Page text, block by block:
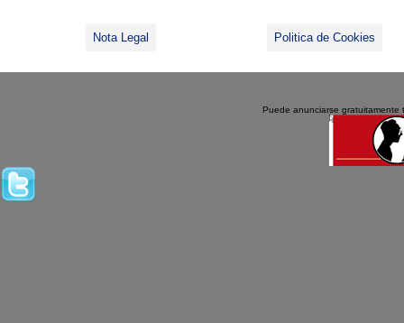
Nota Legal Politica de Cookies
Puede anunciarse